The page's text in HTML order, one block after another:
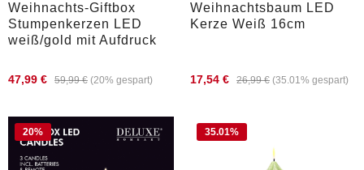
Weihnachts-Giftbox
Stumpenkerzen LED
weiß/gold mit Aufdruck
47,99 € 59,99 € (20% gespart)
Weihnachtsbaum LED
Kerze Weiß 16cm
17,54 € 26,99 € (35.01% gespart)
20% 35.01%